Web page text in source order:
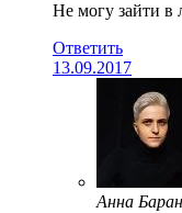
Не могу зайти в
Ответить
13.09.2017
Анна